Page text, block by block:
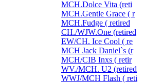
MCH.Dolce Vita (reti
MCH.Gentle Grace ( r
MCH.Fudge ( retired
CH./WJW.One (retired
EW/CH. Ice Cool ( re
MCH Jack Daniel`s (r
MCH/CIB Inxs ( retir
WV./MCH. U2 (retired
WWJ/MCH Flash ( reti